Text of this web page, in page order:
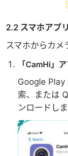
2.2 スマホアプ
スマホからカメ
「CamHi」
Google Play
索、または
ンロードしま